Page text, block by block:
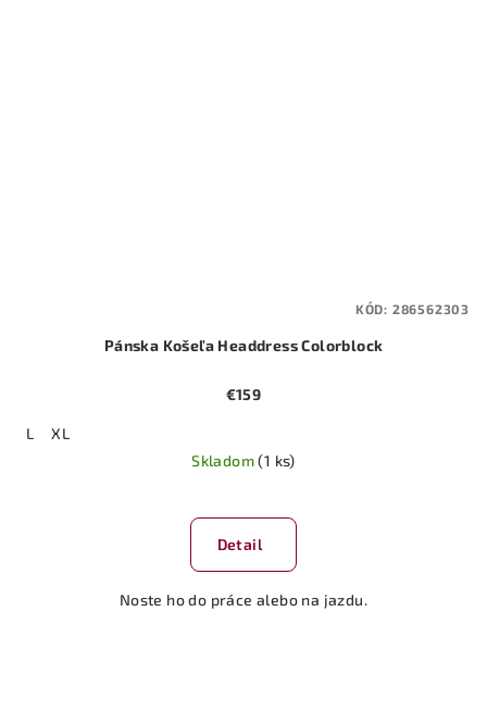
Pánska Košeľa Headdress Colorblock
€159
L
XL
Skladom(1 ks)
Detail
Noste ho do práce alebo na jazdu.
KÓD: 286562303